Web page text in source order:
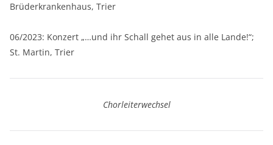
Brüderkrankenhaus, Trier
06/2023: Konzert „…und ihr Schall gehet aus in alle Lande!“;
St. Martin, Trier
Chorleiterwechsel